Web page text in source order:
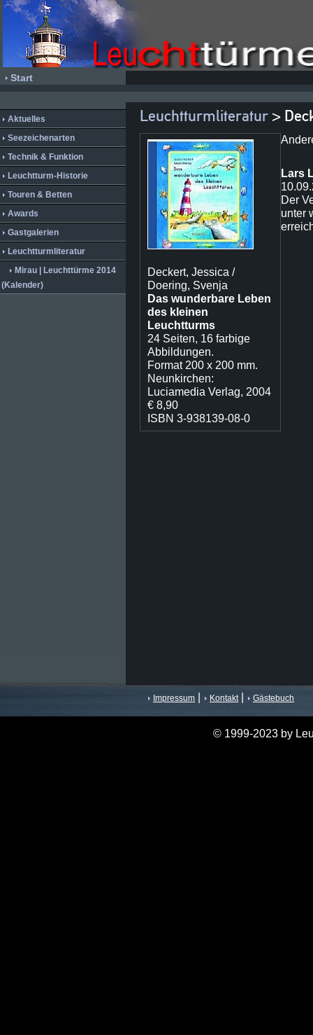
Start
Aktuelles
Seezeichenarten
Technik & Funktion
Leuchtturm-Historie
Touren & Betten
Awards
Gastgalerien
Leuchtturmliteratur
Mirau | Leuchttürme 2014
(Kalender)
Leuchtturmliteratur >
Deckert, Jessica /
Doering, Svenja
Das wunderbare Leben
des kleinen
Leuchtturms
24 Seiten, 16 farbige
Abbildungen.
Format 200 x 200 mm.
Neunkirchen:
Luciamedia Verlag, 2004
€ 8,90
ISBN 3-938139-08-0
Lars
Der
unter
Impressum Kontakt Gästebuch
© 1999-2023 by